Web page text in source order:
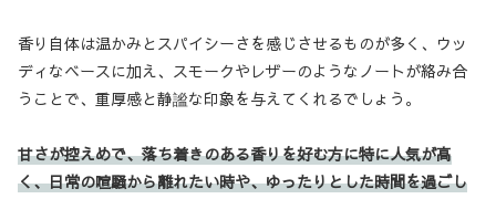
香り自体は温かみとスパイシーさを感じさせるものが多く、ウッ
ディなベースに加え、スモークやレザーのようなノートが絡み合
うことで、重厚感と静謐な印象を与えてくれるでしょう。
甘さが控えめで、落ち着きのある香りを好む方に特に人気が高
く、日常の喧騒から離れたい時や、ゆったりとした時間を過ごし